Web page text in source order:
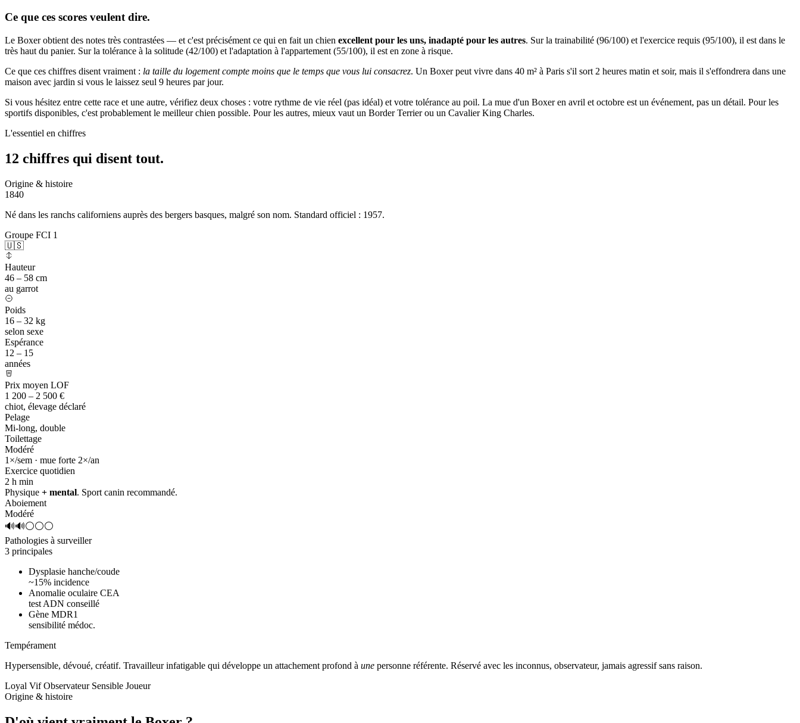
Ce que ces scores veulent dire.
Le Boxer obtient des notes très contrastées — et c'est précisément ce qui en fait un chien excellent pour les uns, inadapté pour les autres. Sur la trainabilité (96/100) et l'exercice requis (95/100), il est dans le
très haut du panier. Sur la tolérance à la solitude (42/100) et l'adaptation à l'appartement (55/100), il est en zone à risque.
Ce que ces chiffres disent vraiment : la taille du logement compte moins que le temps que vous lui consacrez. Un Boxer peut vivre dans 40 m² à Paris s'il sort 2 heures matin et soir, mais il s'effondrera dans une
maison avec jardin si vous le laissez seul 9 heures par jour.
Si vous hésitez entre cette race et une autre, vérifiez deux choses : votre rythme de vie réel (pas idéal) et votre tolérance au poil. La mue d'un Boxer en avril et octobre est un événement, pas un détail. Pour les
sportifs disponibles, c'est probablement le meilleur chien possible. Pour les autres, mieux vaut un Border Terrier ou un Cavalier King Charles.
L'essentiel en chiffres
12 chiffres qui disent tout.
Origine & histoire
1840
Né dans les ranchs californiens auprès des bergers basques, malgré son nom. Standard officiel : 1957.
Groupe FCI 1
🇺🇸
Hauteur
46 – 58 cm
au garrot
Poids
16 – 32 kg
selon sexe
Espérance
12 – 15
années
Prix moyen LOF
1 200 – 2 500 €
chiot, élevage déclaré
Pelage
Mi-long, double
Toilettage
Modéré
1×/sem · mue forte 2×/an
Exercice quotidien
2 h min
Physique + mental. Sport canin recommandé.
Aboiement
Modéré
🔊🔊⚪⚪⚪
Pathologies à surveiller
3 principales
Dysplasie hanche/coude
~15% incidence
Anomalie oculaire CEA
test ADN conseillé
Gène MDR1
sensibilité médoc.
Tempérament
Hypersensible, dévoué, créatif. Travailleur infatigable qui développe un attachement profond à une personne référente. Réservé avec les inconnus, observateur, jamais agressif sans raison.
Loyal Vif Observateur Sensible Joueur
Origine & histoire